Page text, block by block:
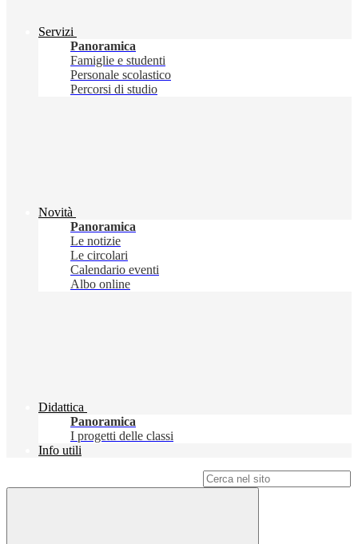
Servizi
Panoramica
Famiglie e studenti
Personale scolastico
Percorsi di studio
Novità
Panoramica
Le notizie
Le circolari
Calendario eventi
Albo online
Didattica
Panoramica
I progetti delle classi
Info utili